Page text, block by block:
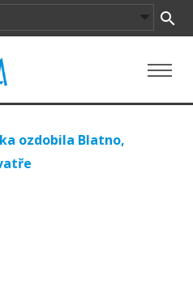
ozdobila Blatno,